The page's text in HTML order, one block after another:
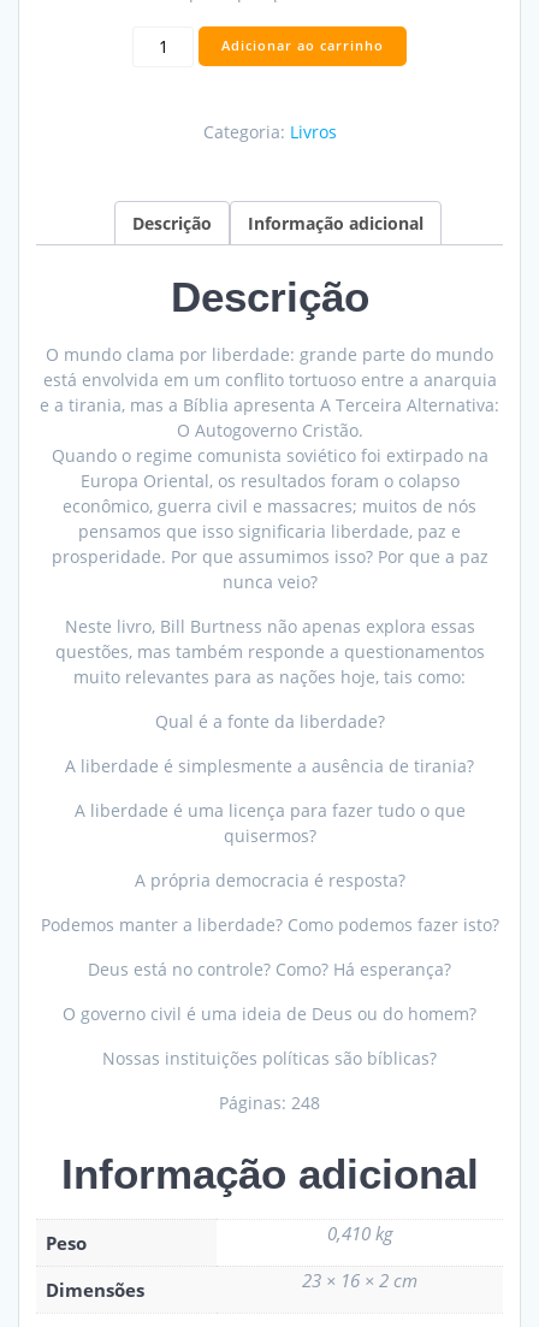
A
Terceira
Patrick
Buttler
Adicionar ao carrinho
Categoria: Livros
Descrição Informação adicional
Descrição
O mundo clama por liberdade: grande parte do mundo
está envolvida em um conflito tortuoso entre a anarquia
e a tirania, mas a Bíblia apresenta A Terceira Alternativa:
O Autogoverno Cristão.
Quando o regime comunista soviético foi extirpado na
Europa Oriental, os resultados foram o colapso
econômico, guerra civil e massacres; muitos de nós
pensamos que isso significaria liberdade, paz e
prosperidade. Por que assumimos isso? Por que a paz
nunca veio?
Neste livro, Bill Burtness não apenas explora essas
questões, mas também responde a questionamentos
muito relevantes para as nações hoje, tais como:
Qual é a fonte da liberdade?
A liberdade é simplesmente a ausência de tirania?
A liberdade é uma licença para fazer tudo o que
quisermos?
A própria democracia é resposta?
Podemos manter a liberdade? Como podemos fazer isto?
Deus está no controle? Como? Há esperança?
O governo civil é uma ideia de Deus ou do homem?
Nossas instituições políticas são bíblicas?
Páginas: 248
Informação adicional
Peso 0,410 kg
Dimensões 23 × 16 × 2 cm